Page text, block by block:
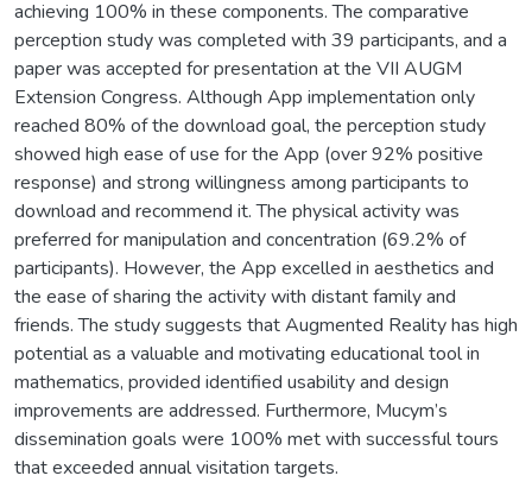
achieving 100% in these components. The comparative
perception study was completed with 39 participants, and a
paper was accepted for presentation at the VII AUGM
Extension Congress. Although App implementation only
reached 80% of the download goal, the perception study
showed high ease of use for the App (over 92% positive
response) and strong willingness among participants to
download and recommend it. The physical activity was
preferred for manipulation and concentration (69.2% of
participants). However, the App excelled in aesthetics and
the ease of sharing the activity with distant family and
friends. The study suggests that Augmented Reality has high
potential as a valuable and motivating educational tool in
mathematics, provided identified usability and design
improvements are addressed. Furthermore, Mucym’s
dissemination goals were 100% met with successful tours
that exceeded annual visitation targets.